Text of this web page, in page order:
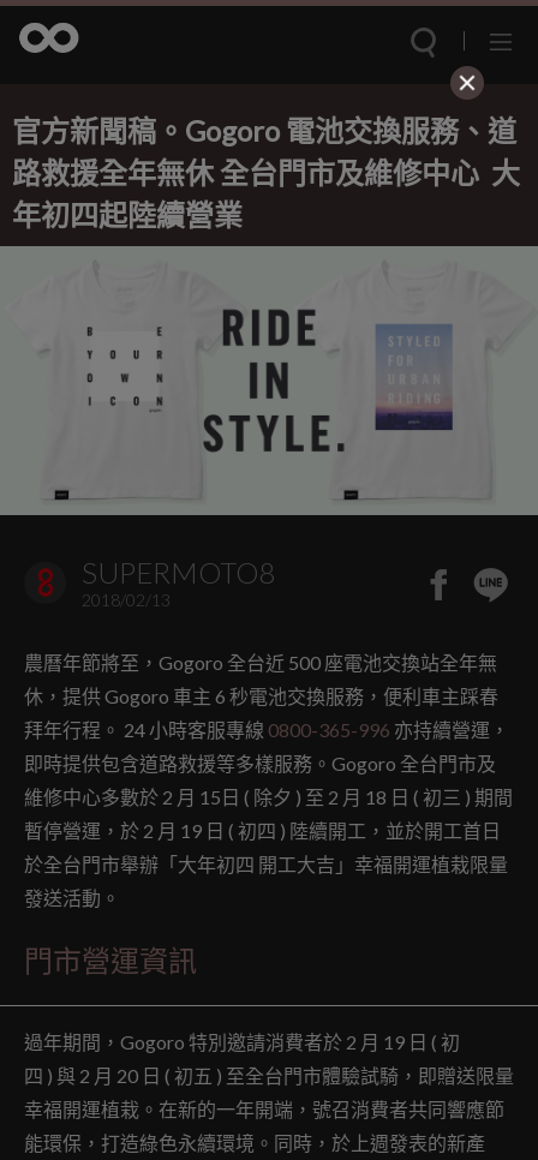
官方新聞稿。Gogoro 電池交換服務、道
路救援全年無休 全台門市及維修中心 大
年初四起陸續營業
SUPERMOTO8
2018/02/13
農曆年節將至，Gogoro 全台近 500 座電池交換站全年無
休，提供 Gogoro 車主 6 秒電池交換服務，便利車主踩春
拜年行程。 24 小時客服專線 0800-365-996 亦持續營運，
即時提供包含道路救援等多樣服務。Gogoro 全台門市及
維修中心多數於 2 月 15日 ( 除夕 ) 至 2 月 18 日 ( 初三 ) 期間
暫停營運，於 2 月 19 日 ( 初四 ) 陸續開工，並於開工首日
於全台門市舉辦「大年初四 開工大吉」幸福開運植栽限量
發送活動。
門市營運資訊
過年期間，Gogoro 特別邀請消費者於 2 月 19 日 ( 初
四 ) 與 2 月 20 日 ( 初五 ) 至全台門市體驗試騎，即贈送限量
幸福開運植栽。在新的一年開端，號召消費者共同響應節
能環保，打造綠色永續環境。同時，於上週發表的新產